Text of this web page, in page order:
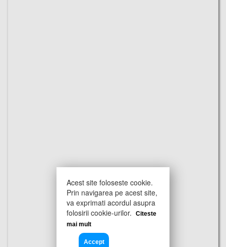
Acest site foloseste cookie.
Prin navigarea pe acest site,
va exprimati acordul asupra
folosirii cookie-urilor.
Citeste
mai mult
Accept